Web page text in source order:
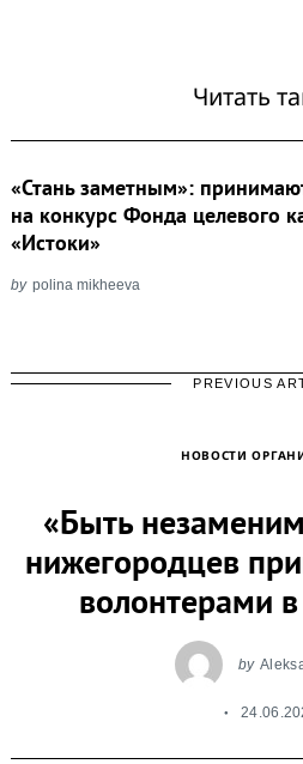
Читать
«Стань заметным»:
на конкурс Фонда целевого
«Истоки»
by polina mikheeva
PREVIOUS
НОВОСТИ
«Быть
нижегородцев
волонтерами
by